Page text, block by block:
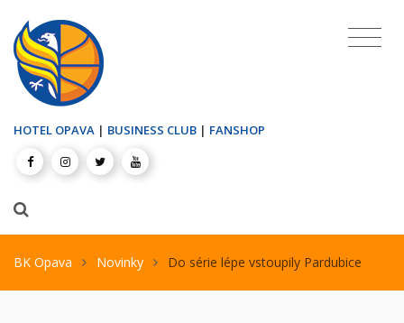
HOTEL OPAVA | BUSINESS CLUB | FANSHOP
BK Opava Novinky Do série lépe vstoupily Pardubice